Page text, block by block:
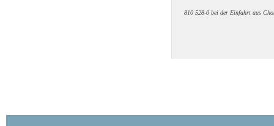
810 528-0 bei der Einfahrt aus